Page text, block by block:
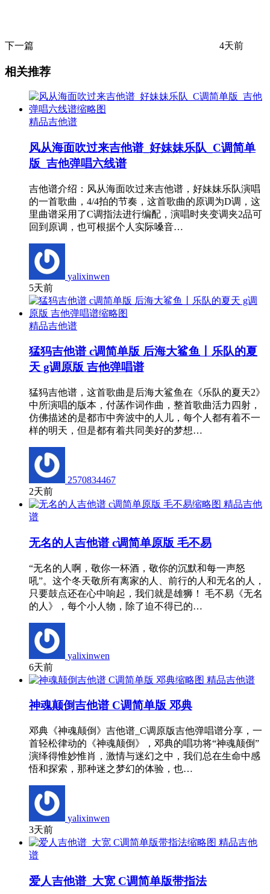
下一篇 4天前
相关推荐
精品吉他谱
风从海面吹过来吉他谱_好妹妹乐队_C调简单
版_吉他弹唱六线谱
吉他谱介绍：风从海面吹过来吉他谱，好妹妹乐队演唱
的一首歌曲，4/4拍的节奏，这首歌曲的原调为D调，这
里曲谱采用了C调指法进行编配，演唱时夹变调夹2品可
回到原调，也可根据个人实际嗓音…
yalixinwen
5天前
精品吉他谱
猛犸吉他谱 c调简单版 后海大鲨鱼丨乐队的夏
天 g调原版 吉他弹唱谱
猛犸吉他谱，这首歌曲是后海大鲨鱼在《乐队的夏天2》
中所演唱的版本，付菡作词作曲，整首歌曲活力四射，
仿佛描述的是都市中奔波中的人儿，每个人都有着不一
样的明天，但是都有着共同美好的梦想…
2570834467
2天前
精品吉他
谱
无名的人吉他谱 c调简单原版 毛不易
“无名的人啊，敬你一杯酒，敬你的沉默和每一声怒
吼”。这个冬天敬所有离家的人、前行的人和无名的人，
只要鼓点还在心中响起，我们就是雄狮！ 毛不易《无名
的人》，每个小人物，除了迫不得已的…
yalixinwen
6天前
精品吉他谱
神魂颠倒吉他谱 C调简单版 邓典
邓典《神魂颠倒》吉他谱_C调原版吉他弹唱谱分享，一
首轻松律动的《神魂颠倒》，邓典的唱功将“神魂颠倒”
演绎得惟妙惟肖，激情与迷幻之中，我们总在生命中感
悟和探索，那种迷之梦幻的体验，也…
yalixinwen
3天前
精品吉他
谱
爱人吉他谱_大宽 C调简单版带指法